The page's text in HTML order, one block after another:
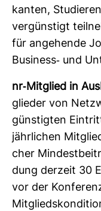
kanten,
ver­güns­tigt
für ange­hende
Busi­ness-​ und
nr-​Mit­glied in
glieder von
güns­tigten
jähr­li­chen
cher
dung der­zeit 30
vor der